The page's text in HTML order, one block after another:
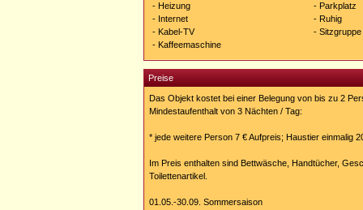
- Heizung
- Internet
- Kabel-TV
- Kaffeemaschine
- Parkplatz
- Ruhig
- Sitzgruppe
Preise
Das Objekt kostet bei einer Belegung von bis zu 2
Mindestaufenthalt von 3 Nächten / Tag:
* jede weitere Person 7 € Aufpreis; Haustier einmalig
Im Preis enthalten sind Bettwäsche, Handtücher,
Toilettenartikel.
01.05.-30.09. Sommersaison